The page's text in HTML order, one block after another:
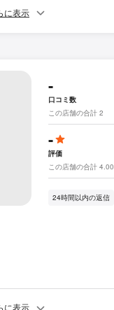
に表示
-
口コミ数
この店舗の合計 2
-
評価
この店舗の合計 4.00
24時間以内の返信